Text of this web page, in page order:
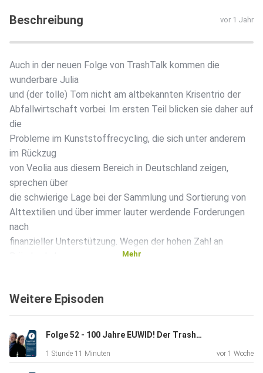
Beschreibung vor 1 Jahr
Auch in der neuen Folge von TrashTalk kommen die
wunderbare Julia
und (der tolle) Tom nicht am altbekannten Krisentrio der
Abfallwirtschaft vorbei. Im ersten Teil blicken sie daher auf
die
Probleme im Kunststoffrecycling, die sich unter anderem
im Rückzug
von Veolia aus diesem Bereich in Deutschland zeigen,
sprechen über
die schwierige Lage bei der Sammlung und Sortierung von
Alttextilien und über immer lauter werdende Forderungen
nach
finanzieller Unterstützung. Wegen der hohen Zahl an
dringenden Appell an die Politik gewandt. Außerdem gibt
Thema, das beim „Ruhepol der Abfallwirtschaft“ gehörig
für Puls
gesorgt hat – und eine neue Rubrik. Und noch vieles mehr.
Mehr
Weitere Episoden
Folge 52 - 100 Jahre EUWID! Der TrashTalk feiert mit!
1 Stunde 11 Minuten vor 1 Woche